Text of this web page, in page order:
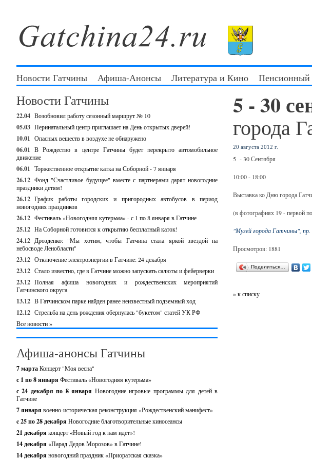
Новости Гатчины Афиша-Анонсы Литература и Кино
Новости Гатчины
22.04 Возобновил работу сезонный маршрут № 10
05.03 Перинатальный центр приглашает на День открытых дверей!
10.01 Опасных веществ в воздухе не обнаружено
06.01 В Рождество в центре Гатчины будет перекрыто автомобильное
движение
06.01 Торжественное открытие катка на Соборной - 7 января
26.12 Фонд "Счастливое будущее" вместе с партнерами дарят новогодние
праздники детям!
26.12 График работы городских и пригородных автобусов в период
новогодних праздников
26.12 Фестиваль «Новогодняя кутерьма» - с 1 по 8 января в Гатчине
25.12 На Соборной готовится к открытию бесплатный каток!
24.12 Дрозденко: "Мы хотим, чтобы Гатчина стала яркой звездой на
небосводе Ленобласти"
23.12 Отключение электроэнергии в Гатчине: 24 декабря
23.12 Стало известно, где в Гатчине можно запускать салюты и фейерверки
23.12 Полная афиша новогодних и рождественских мероприятий
Гатчинского округа
13.12 В Гатчинском парке найден ранее неизвестный подземный ход
12.12 Стрельба на день рождения обернулась "букетом" статей УК РФ
Все новости »
Афиша-анонсы Гатчины
7 мартаКонцерт "Моя весна"
с 1 по 8 января Фестиваль «Новогодняя кутерьма»
с 24 декабря по 8 января Новогодние игровые программы для детей в
Гатчине
7 января военно-историческая реконструкция «Рождественский манифест»
c 25 по 28 декабря Новогодние благотворительные киносеансы
21 декабря концерт «Новый год к нам идет»!
14 декабря «Парад Дедов Морозов» в Гатчине!
14 декабря новогодний праздник «Приоратская сказка»
5 - 30
города
20 августа 2012 г.
5 - 30 Сентября
10:00 - 18:00
Выставка ко Дню города
(в фотографиях 19 - первой
"Музей города Гатчины",
Просмотров: 1881
Поделиться…
» к списку